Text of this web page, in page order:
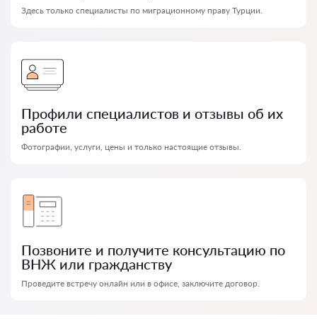
Здесь только специалисты по миграционному праву Турции.
Профили специалистов и отзывы об их
работе
Фотографии, услуги, цены и только настоящие отзывы.
Позвоните и получите консультацию по
ВНЖ или гражданству
Проведите встречу онлайн или в офисе, заключите договор.